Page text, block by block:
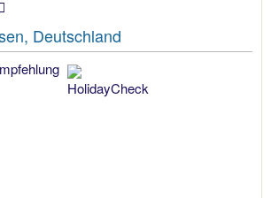
Deutschland